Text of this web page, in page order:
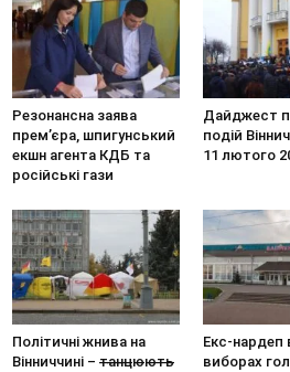
Резонансна заява
прем’єра, шпигунський
екшн агента КДБ та
російські гази
Дайджест
подій
11 лютого
Політичні жнива на
Вінниччині – т̶а̶н̶ц̶ю̶ю̶т̶ь̶
Екс-нардеп
виборах